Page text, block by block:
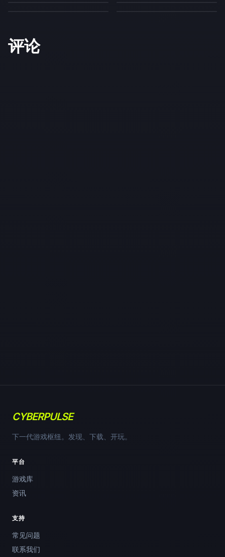
评论
CYBERPULSE
下一代游戏枢纽。发现、下载、开玩。
平台
游戏库
资讯
支持
常见问题
联系我们